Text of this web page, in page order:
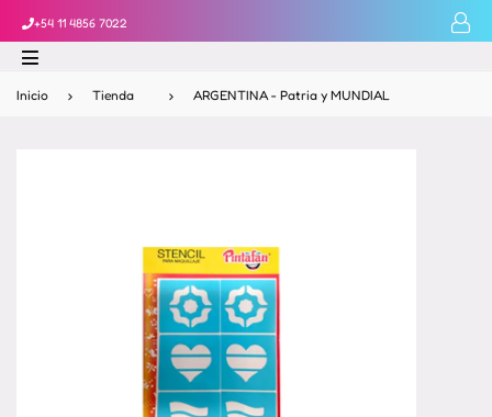
+54 11 4856 7022
Inicio › Tienda › ARGENTINA - Patria y MUNDIAL